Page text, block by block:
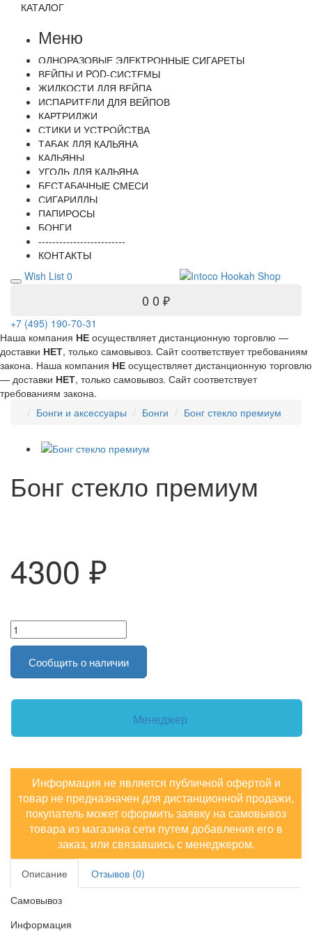
КАТАЛОГ
Меню
ОДНОРАЗОВЫЕ ЭЛЕКТРОННЫЕ СИГАРЕТЫ
ВЕЙПЫ И POD-СИСТЕМЫ
ЖИДКОСТИ ДЛЯ ВЕЙПА
ИСПАРИТЕЛИ ДЛЯ ВЕЙПОВ
КАРТРИДЖИ
СТИКИ И УСТРОЙСТВА
ТАБАК ДЛЯ КАЛЬЯНА
КАЛЬЯНЫ
УГОЛЬ ДЛЯ КАЛЬЯНА
БЕСТАБАЧНЫЕ СМЕСИ
СИГАРИЛЛЫ
ПАПИРОСЫ
БОНГИ
-------------------------
КОНТАКТЫ
Wish List 0
0 0 ₽
+7 (495) 190-70-31
Наша компания НЕ осуществляет дистанционную торговлю —
доставки НЕТ, только самовывоз. Сайт соответствует требованиям
закона. Наша компания НЕ осуществляет дистанционную торговлю
— доставки НЕТ, только самовывоз. Сайт соответствует
требованиям закона.
Бонги и аксессуары
Бонги Бонг стекло премиум
Бонг стекло премиум
4300 ₽
Сообщить о наличии
Менеджер
Информация не является публичной офертой и
товар не предназначен для дистанционной продажи,
покупатель может оформить заявку на самовывоз
товара из магазина сети путем добавления его в
заказ, или связавшись с менеджером.
Описание
Отзывов (0)
Самовывоз
Информация